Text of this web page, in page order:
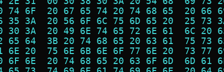
74 6F  20 67 65 74 20 74 68 65  20
35 3A  20 56 6F 6C 75 6D 65 20  25
30 3A  20 49 6E 74 65 72 6E 61  6C
65 64  3B 20 74 68 65 20 63 61  75
6E 20  75 6E 6B 6E 6F 77 6E 20  73
6F 6E  20 74 68 65 20 63 6F 6D  6D